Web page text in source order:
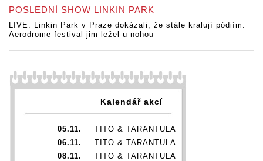
POSLEDNÍ SHOW LINKIN PARK
LIVE: Linkin Park v Praze dokázali, že stále kralují pódiím.
Aerodrome festival jim ležel u nohou
Kalendář akcí
05.11.
TITO & TARANTULA
06.11.
TITO & TARANTULA
08.11.
TITO & TARANTULA